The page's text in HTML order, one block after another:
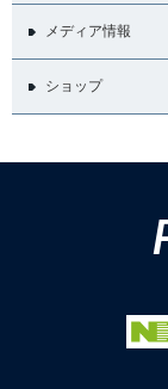
メディア情報
ショップ